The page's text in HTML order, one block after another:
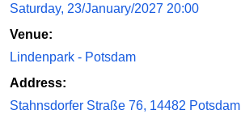
Saturday, 23/January/2027 20:00
Venue:
Lindenpark - Potsdam
Address:
Stahnsdorfer Straße 76, 14482 Potsdam